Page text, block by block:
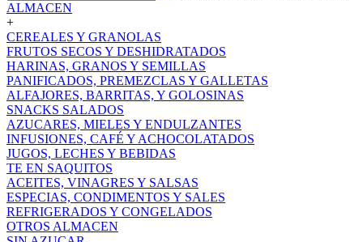
ALMACEN
+
CEREALES Y GRANOLAS
FRUTOS SECOS Y DESHIDRATADOS
HARINAS, GRANOS Y SEMILLAS
PANIFICADOS, PREMEZCLAS Y GALLETAS
ALFAJORES, BARRITAS, Y GOLOSINAS
SNACKS SALADOS
AZUCARES, MIELES Y ENDULZANTES
INFUSIONES, CAFÉ Y ACHOCOLATADOS
JUGOS, LECHES Y BEBIDAS
TE EN SAQUITOS
ACEITES, VINAGRES Y SALSAS
ESPECIAS, CONDIMENTOS Y SALES
REFRIGERADOS Y CONGELADOS
OTROS ALMACEN